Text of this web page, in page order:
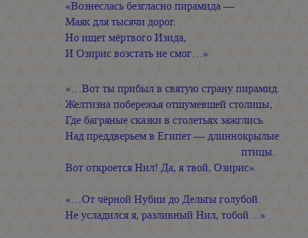
«Вознеслась безгласно пирамида —
Маяк для тысячи дорог.
Но ищет мёртвого Изида,
И Озирис возстать не смог…»
«…Вот ты прибыл в святую страну пирамид.
Желтизна побережья отшумевшей столицы,
Где багряные сказки в столетьях зажглись.
Над преддверьем в Египет — длиннокрылые
птицы.
Вот откроется Нил! Да, я твой, Озирис».
«…От чёрной Нубии до Дельты голубой
Не усладился я, разливный Нил, тобой…»